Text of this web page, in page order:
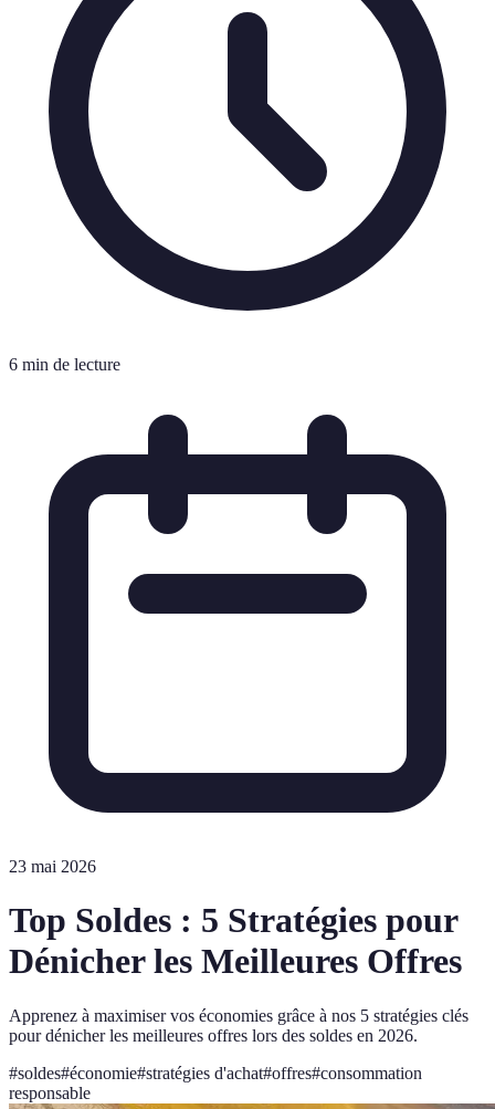
6 min de lecture
23 mai 2026
Top Soldes : 5 Stratégies pour
Dénicher les Meilleures Offres
Apprenez à maximiser vos économies grâce à nos 5 stratégies clés
pour dénicher les meilleures offres lors des soldes en 2026.
#soldes#économie#stratégies d'achat#offres#consommation
responsable